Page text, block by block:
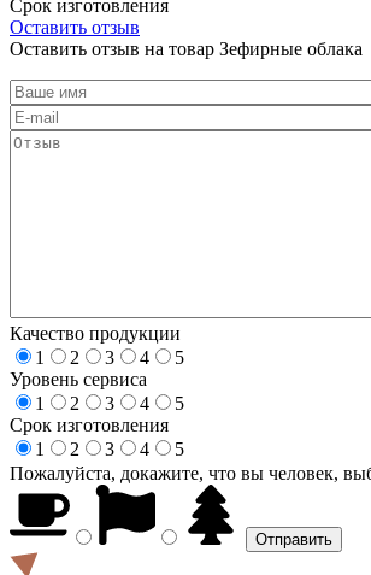
Срок изготовления
Оставить отзыв
Оставить отзыв на товар Зефирные облака
Качество продукции
1
2 3 4
5
Уровень сервиса
1
2 3 4
5
Срок изготовления
1
2 3 4
5
Пожалуйста, докажите, что вы человек,